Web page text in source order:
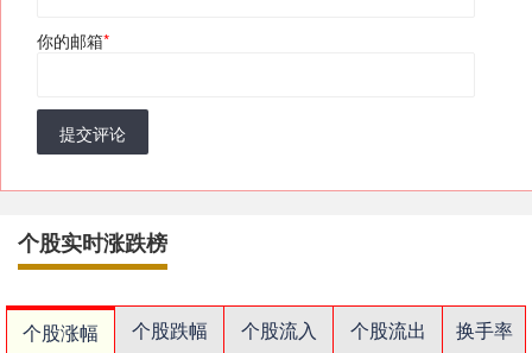
你的邮箱*
提交评论
个股实时涨跌榜
个股涨幅 个股跌幅 个股流入 个股流出
换手率